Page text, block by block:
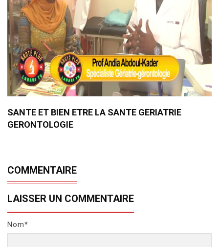
SANTE ET BIEN ETRE LA SANTE GERIATRIE
GERONTOLOGIE
COMMENTAIRE
LAISSER UN COMMENTAIRE
Nom*